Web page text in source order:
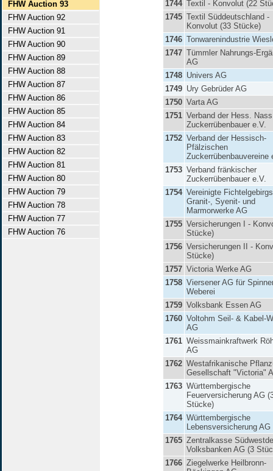
FHW Auction 93
FHW Auction 92
FHW Auction 91
FHW Auction 90
FHW Auction 89
FHW Auction 88
FHW Auction 87
FHW Auction 86
FHW Auction 85
FHW Auction 84
FHW Auction 83
FHW Auction 82
FHW Auction 81
FHW Auction 80
FHW Auction 79
FHW Auction 78
FHW Auction 77
FHW Auction 76
1744 Textil - Konvolut (22
1745 Textil Süddeutschland -
Konvolut (33 Stücke)
1746 Tonwarenindustrie
1747 Tümmler Nahrungs-
AG
1748 Univers AG
1749 Ury Gebrüder AG
1750 Varta AG
1751 Verband der Hess.
Zuckerrübenbauer e.V.
1752 Verband der Hessisch-
Pfälzischen
Zuckerrübenbauvereine
1753 Verband fränkischer
Zuckerrübenbauer e.V.
1754 Vereinigte
Granit-, Syenit- und
Marmorwerke AG
1755 Versicherungen I -
Stücke)
1756 Versicherungen II -
Stücke)
1757 Victoria Werke AG
1758 Viersener AG für
Weberei
1759 Volksbank Essen AG
1760 Voltohm Seil- & Kabel-
AG
1761 Weissmainkraftwerk
AG
1762 Westafrikanische
Gesellschaft "Victoria"
1763 Württembergische
Feuerversicherung AG
Stücke)
1764 Württembergische
Lebensversicherung AG
1765 Zentralkasse
Volksbanken AG (3
1766 Ziegelwerke Heilbronn-